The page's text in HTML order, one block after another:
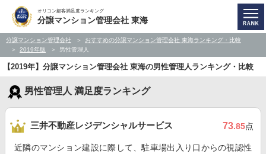
オリコン顧客満足度ランキング
分譲マンション管理会社 東海
分譲マンション管理会社
おすすめの分譲マンション管理会社 東海ランキング・比較
2019年版
男性管理人
【2019年】分譲マンション管理会社 東海の男性管理人ランキング・比較
男性管理人 満足度ランキング
三井不動産レジデンシャルサービス 73.85点
近隣のマンション建設に際して、駐車場出入り口からの視認性